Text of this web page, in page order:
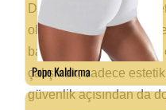
Dr. Fatih Dağdelen,
olduğu gibi boyun
başarısıyla adından
çalışmak, sadece
güvenlik açısından da